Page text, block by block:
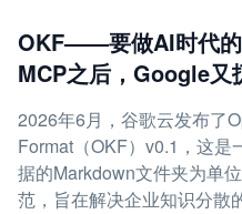
OKF——要做AI时代
MCP之后，Google
2026年6月，谷歌云发布了
Format（OKF）v0.1，这是
据的Markdown文件夹为单
范，旨在解决企业知识分散